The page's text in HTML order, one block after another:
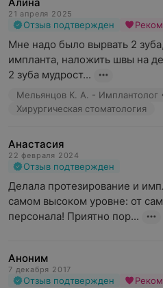
Прежде чем принять
знать, через какие этапы
чем новые красивые зубы
Традиционно имплантация
этапов:
Первый этап —
противопоказания к
составит план лечения. В
необходимо провести ряд
за 3–5 дней до операции
чистку зубов.
проводит установку
играющего роль корня
21 апреля 2025
Отзыв подтвержден
Мне надо было вырвать 2
импланта, наложить швы на
2 зуба мудрост...
Мельянцов К. А. - Имплантолог
Хирургическая стоматология
Анастасия
22 февраля 2024
Отзыв подтвержден
Делала протезирование и
самом высоком уровне: от
персонала! Приятно пор...
Аноним
7 декабря 2017
Отзыв подтвержден